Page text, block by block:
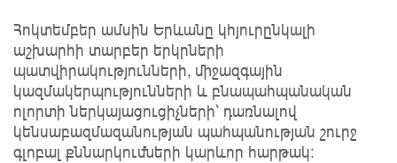
Հոկտեմբեր ամսին Երևանը կհյուրընկալի
աշխարհի տարբեր երկրների
պատվիրակությունների, միջազգային
կազմակերպությունների և բնապահպանական
ոլորտի ներկայացուցիչների՝ դառնալով
կենսաբազմազանության պահպանության շուրջ
գլոբալ քննարկումների կարևոր հարթակ։